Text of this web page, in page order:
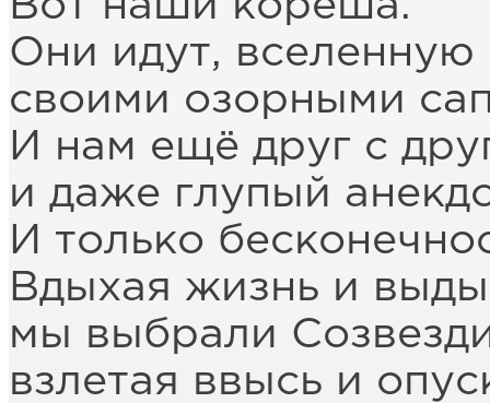
Они идут,
своими озорными
И нам ещё друг с
и даже глупый
И только
Вдыхая жизнь и
мы выбрали
взлетая ввысь и